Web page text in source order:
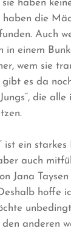
sie haben
haben die
Auch
in einem
wem sie
es da
die alle
ist ein
auch
Jana
hoffe
den anderen